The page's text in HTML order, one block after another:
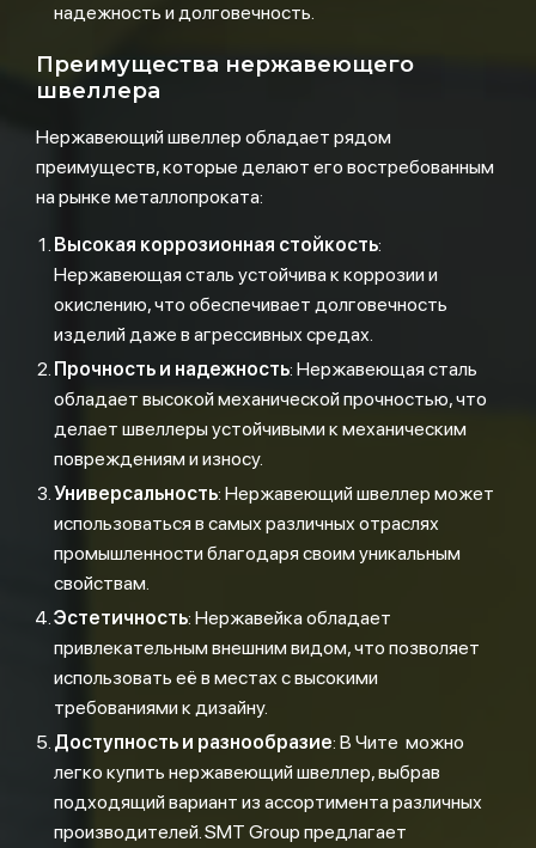
надежность и долговечность.
Преимущества нержавеющего
швеллера
Нержавеющий швеллер обладает рядом
преимуществ, которые делают его востребованным
на рынке металлопроката:
Высокая коррозионная стойкость:
Нержавеющая сталь устойчива к коррозии и
окислению, что обеспечивает долговечность
изделий даже в агрессивных средах.
Прочность и надежность: Нержавеющая сталь
обладает высокой механической прочностью, что
делает швеллеры устойчивыми к механическим
повреждениям и износу.
Универсальность: Нержавеющий швеллер может
использоваться в самых различных отраслях
промышленности благодаря своим уникальным
свойствам.
Эстетичность: Нержавейка обладает
привлекательным внешним видом, что позволяет
использовать её в местах с высокими
требованиями к дизайну.
Доступность и разнообразие: В Чите можно
легко купить нержавеющий швеллер, выбрав
подходящий вариант из ассортимента различных
производителей. SMT Group предлагает